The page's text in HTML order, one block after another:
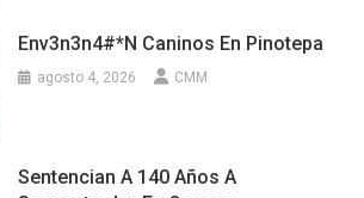
Env3n3n4#*n Caninos En Pinotepa
agosto 4, 2026 CMM
Sentencian A 140 Años A